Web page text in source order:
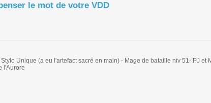
le mot de votre VDD
Unique (a eu l'artefact sacré en main) - Mage de bataille niv 51- PJ et
l'Aurore